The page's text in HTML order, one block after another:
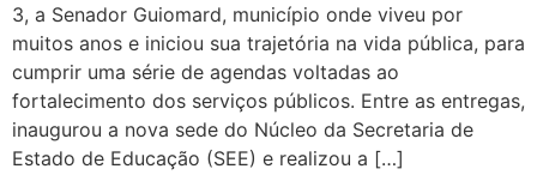
3, a Senador Guiomard, município onde viveu por
muitos anos e iniciou sua trajetória na vida pública, para
cumprir uma série de agendas voltadas ao
fortalecimento dos serviços públicos. Entre as entregas,
inaugurou a nova sede do Núcleo da Secretaria de
Estado de Educação (SEE) e realizou a […]